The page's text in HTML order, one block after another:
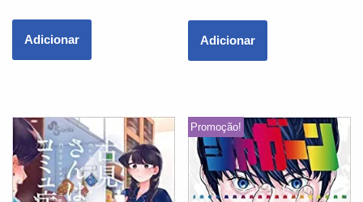
Adicionar Adicionar
Promoção!